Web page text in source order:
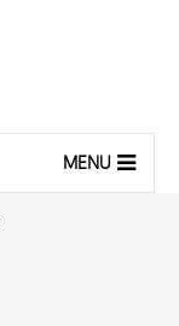
MENU